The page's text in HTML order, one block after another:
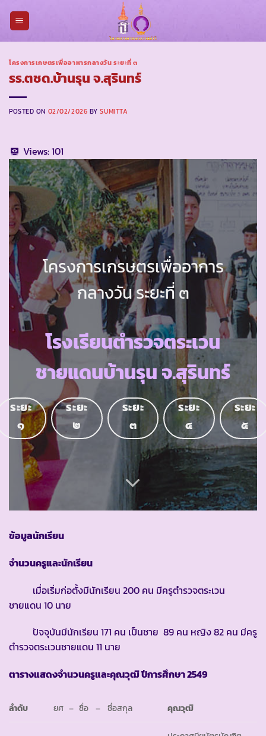
โครงการเกษตรเพื่ออาหารกลางวัน ระยะที่ ๓
รร.ตชด.บ้านรุน จ.สุรินทร์
POSTED ON 02/02/2026 BYSUMITTA
Views:101
โครงการเกรษตรเพื่ออาการ
กลางวัน ระยะที่ ๓
โรงเรียนตำรวจตระเวน
ชายแดนบ้านรุน จ.สุรินทร์
ระยะ
๑
ระยะ
๒
ระยะ
๓
ระยะ
๔
ระยะ
๕
ข้อมูลนักเรียน
จำนวนครูและนักเรียน
เมื่อเริ่มก่อตั้งมีนักเรียน 200 คน มีครูตำรวจตระเวน
ชายแดน 10 นาย
ปัจจุบันมีนักเรียน 171 คน เป็นชาย 89 คน หญิง 82 คน มีครู
ตำรวจตระเวนชายแดน 11 นาย
ตารางแสดงจำนวนครูและคุณวุฒิ ปีการศึกษา 2549
ลำดับ ยศ – ชื่อ – ชื่อสกุล คุณวุฒิ